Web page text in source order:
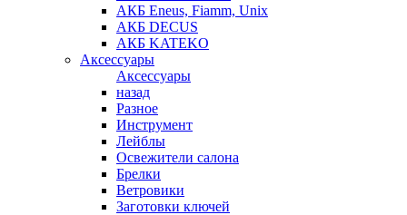
АКБ Eneus, Fiamm, Unix
АКБ DECUS
АКБ KATEKO
Аксессуары
Аксессуары
назад
Разное
Инструмент
Лейблы
Освежители салона
Брелки
Ветровики
Заготовки ключей